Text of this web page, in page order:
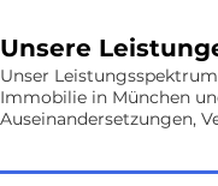
Unsere
Unser
Immobilie in München
Auseinandersetzungen,